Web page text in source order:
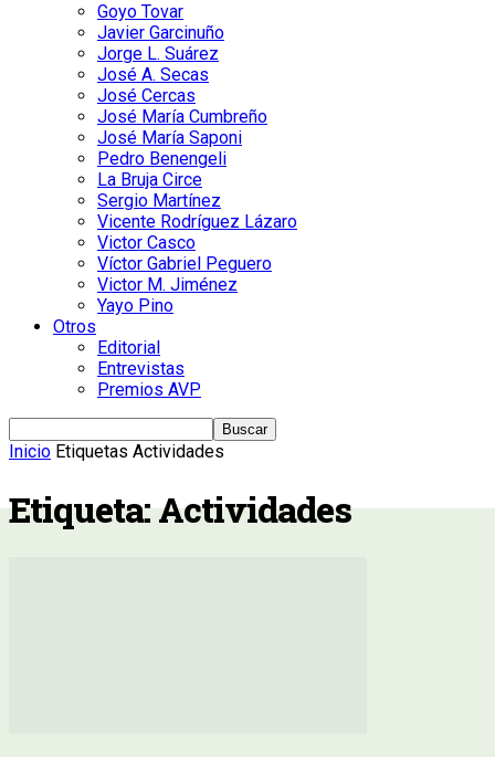
Goyo Tovar
Javier Garcinuño
Jorge L. Suárez
José A. Secas
José Cercas
José María Cumbreño
José María Saponi
Pedro Benengeli
La Bruja Circe
Sergio Martínez
Vicente Rodríguez Lázaro
Victor Casco
Víctor Gabriel Peguero
Victor M. Jiménez
Yayo Pino
Otros
Editorial
Entrevistas
Premios AVP
Inicio Etiquetas Actividades
Etiqueta: Actividades